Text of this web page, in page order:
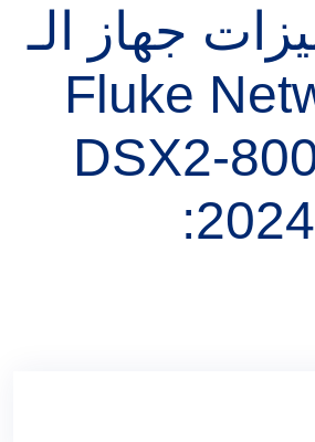
جهاز الـ
Fluke
DSX2-
2024: